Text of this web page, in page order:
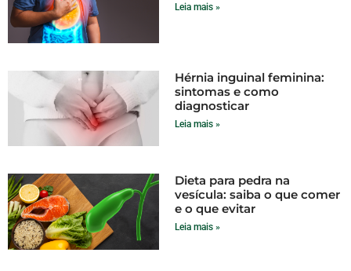
Leia mais »
Hérnia inguinal feminina:
sintomas e como
diagnosticar
Leia mais »
Dieta para pedra na
vesícula: saiba o que comer
e o que evitar
Leia mais »